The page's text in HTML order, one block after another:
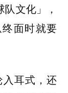
文化」，
面时就要
耳式，还